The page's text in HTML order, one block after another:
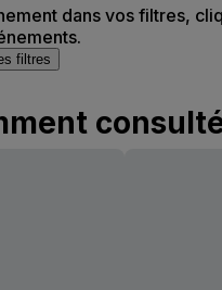
dans vos filtres,
filtres